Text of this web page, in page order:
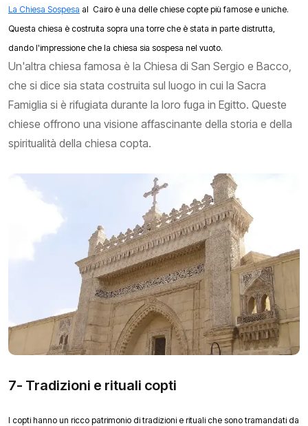
La Chiesa Sospesa al Cairo è una delle chiese copte più famose e uniche.
Questa chiesa è costruita sopra una torre che è stata in parte distrutta,
dando l'impressione che la chiesa sia sospesa nel vuoto.
Un'altra chiesa famosa è la Chiesa di San Sergio e Bacco,
che si dice sia stata costruita sul luogo in cui la Sacra
Famiglia si è rifugiata durante la loro fuga in Egitto. Queste
chiese offrono una visione affascinante della storia e della
spiritualità della chiesa copta.
7- Tradizioni e rituali copti
I copti hanno un ricco patrimonio di tradizioni e rituali che sono tramandati da